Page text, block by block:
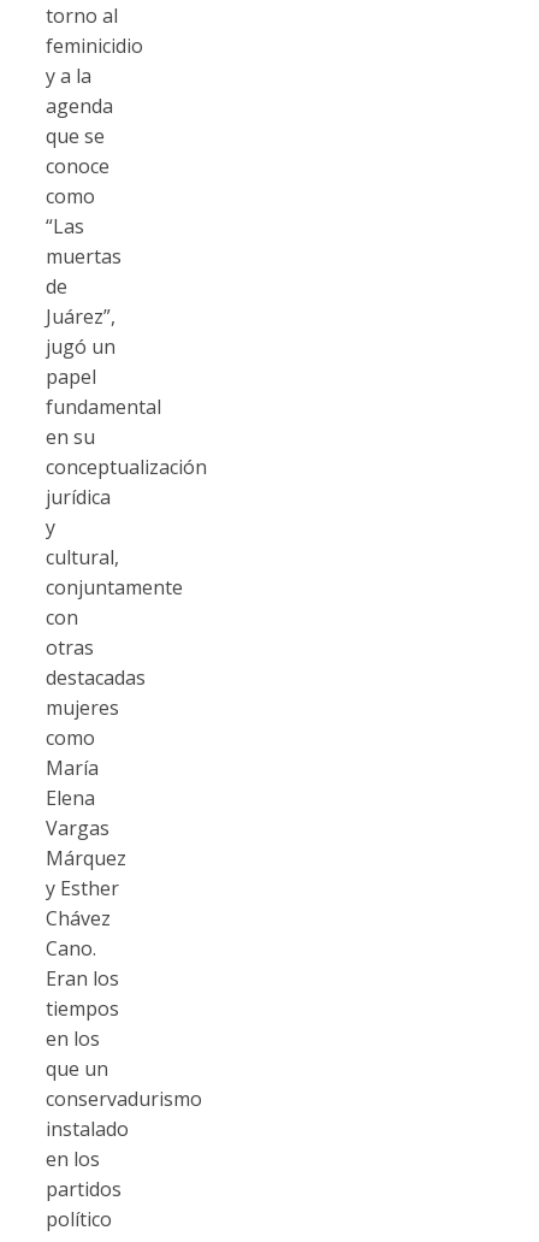
torno al
feminicidio
y a la
agenda
que se
conoce
como
“Las
muertas
de
Juárez”,
jugó un
papel
fundamental
en su
conceptualización
jurídica
y
cultural,
conjuntamente
con
otras
destacadas
mujeres
como
María
Elena
Vargas
Márquez
y Esther
Chávez
Cano.
Eran los
tiempos
en los
que un
conservadurismo
instalado
en los
partidos
político